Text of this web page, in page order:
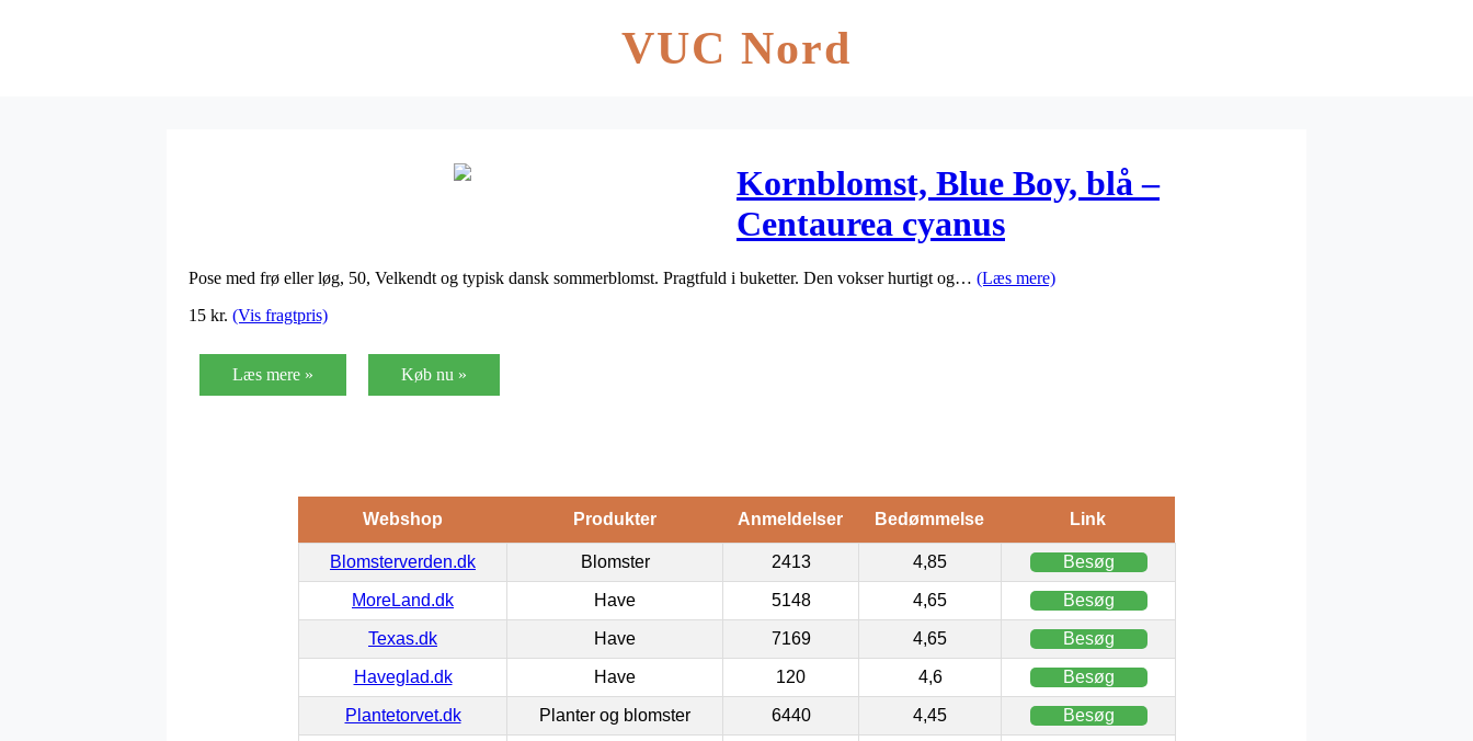
VUC Nord
Kornblomst, Blue Boy, blå –
Centaurea cyanus
Pose med frø eller løg, 50, Velkendt og typisk dansk sommerblomst. Pragtfuld i buketter. Den vokser hurtigt og… (Læs mere)
15 kr. (Vis fragtpris)
Læs mere » Køb nu »
Webshop Produkter Anmeldelser Bedømmelse Link
Blomsterverden.dk Blomster 2413 4,85 Besøg
MoreLand.dk Have 5148 4,65 Besøg
Texas.dk Have 7169 4,65 Besøg
Haveglad.dk Have 120 4,6 Besøg
Plantetorvet.dk Planter og blomster 6440 4,45 Besøg